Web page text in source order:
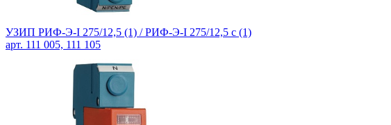
УЗИП РИФ-Э-I 275/12,5 (1) / РИФ-Э-I 275/12,5 с (1)
арт. 111 005, 111 105